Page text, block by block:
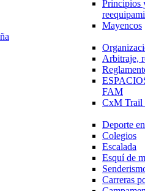
Principios
Mayencos
Arbitraje,
FAM
CxM
Deporte
Colegios
Escalada
Esquí de
Carreras